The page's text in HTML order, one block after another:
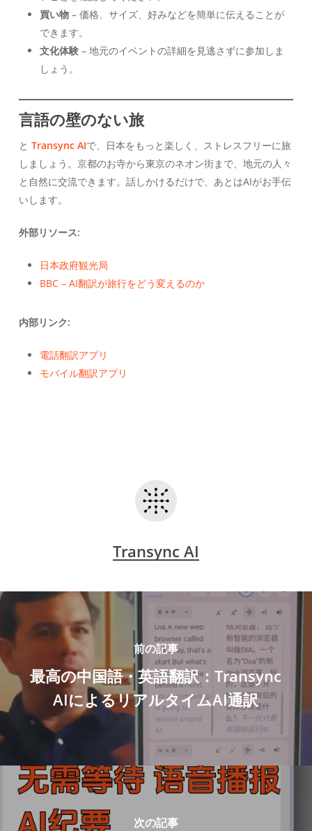
買い物– 価格、サイズ、好みなどを簡単に伝えることが
できます。
文化体験– 地元のイベントの詳細を見逃さずに参加しま
しょう。
言語の壁のない旅
と Transync AIで、日本をもっと楽しく、ストレスフリーに旅
しましょう。京都のお寺から東京のネオン街まで、地元の人々
と自然に交流できます。話しかけるだけで、あとはAIがお手伝
いします。
外部リソース:
日本政府観光局
BBC – AI翻訳が旅行をどう変えるのか
内部リンク:
電話翻訳アプリ
モバイル翻訳アプリ
Transync AI
前の記事
最高の中国語・英語翻訳：Transync
AIによるリアルタイムAI通訳
次の記事